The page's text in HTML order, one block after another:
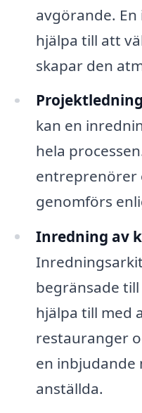
avgörande.
hjälpa till att
skapar den
kan en
hela
entreprenörer
genomförs
Inredning av
begränsade
hjälpa till med
restauranger
en inbjudande
anställda.